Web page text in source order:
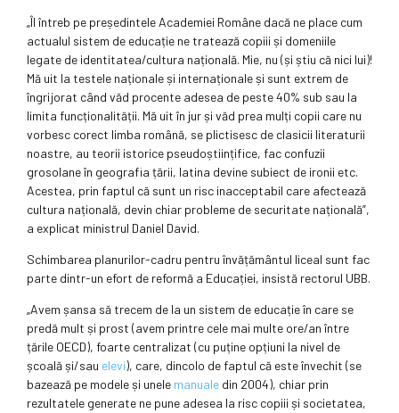
„Îl întreb pe președintele Academiei Române dacă ne place cum
actualul sistem de educație ne tratează copiii și domeniile
legate de identitatea/cultura națională. Mie, nu (și știu că nici lui)!
Mă uit la testele naționale și internaționale și sunt extrem de
îngrijorat când văd procente adesea de peste 40% sub sau la
limita funcționalității. Mă uit în jur și văd prea mulți copii care nu
vorbesc corect limba română, se plictisesc de clasicii literaturii
noastre, au teorii istorice pseudoștiințifice, fac confuzii
grosolane în geografia țării, latina devine subiect de ironii etc.
Acestea, prin faptul că sunt un risc inacceptabil care afectează
cultura națională, devin chiar probleme de securitate națională”,
a explicat ministrul Daniel David.
Schimbarea planurilor-cadru pentru învățământul liceal sunt fac
parte dintr-un efort de reformă a Educației, insistă rectorul UBB.
„Avem șansa să trecem de la un sistem de educație în care se
predă mult și prost (avem printre cele mai multe ore/an între
țările OECD), foarte centralizat (cu puține opțiuni la nivel de
școală și/sau elevi), care, dincolo de faptul că este învechit (se
bazează pe modele și unele manuale din 2004), chiar prin
rezultatele generate ne pune adesea la risc copiii și societatea,